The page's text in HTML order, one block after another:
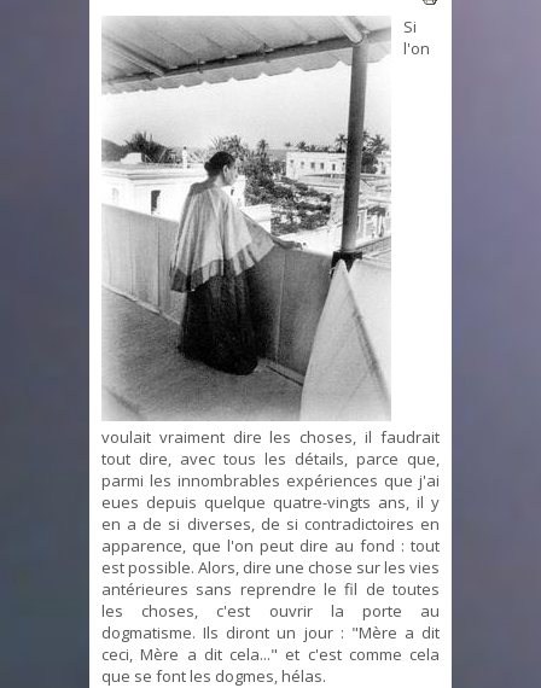
Si
l'on
voulait vraiment dire les choses, il faudrait
tout dire, avec tous les détails, parce que,
parmi les innombrables expériences que j'ai
eues depuis quelque quatre-vingts ans, il y
en a de si diverses, de si contradictoires en
apparence, que l'on peut dire au fond : tout
est possible. Alors, dire une chose sur les vies
antérieures sans reprendre le fil de toutes
les choses, c'est ouvrir la porte au
dogmatisme. Ils diront un jour : "Mère a dit
ceci, Mère a dit cela..." et c'est comme cela
que se font les dogmes, hélas.